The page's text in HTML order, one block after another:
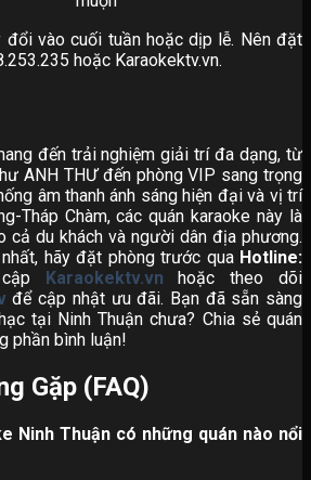
đổi vào cuối tuần hoặc dịp lễ. Nên đặt
hoặc Karaokektv.vn.
đến trải nghiệm giải trí đa dạng, từ
ANH THƯ đến phòng VIP sang trọng
âm thanh ánh sáng hiện đại và vị trí
Tháp Chàm, các quán karaoke này là
cả du khách và người dân địa phương.
hãy đặt phòng trước qua Hotline:
Karaokektv.vn hoặc theo dõi
để cập nhật ưu đãi. Bạn đã sẵn sàng
tại Ninh Thuận chưa? Chia sẻ quán
phần bình luận!
Gặp (FAQ)
Ninh Thuận có những quán nào nổi